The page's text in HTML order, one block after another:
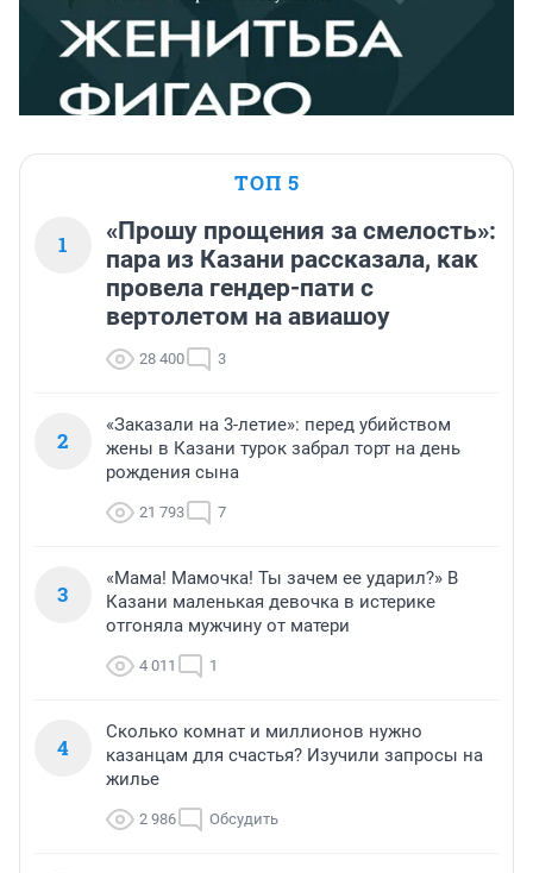
ТОП 5
1
«Прошу прощения за смелость»:
пара из Казани рассказала, как
провела гендер-пати с
вертолетом на авиашоу
28 400 3
2
«Заказали на 3-летие»: перед убийством
жены в Казани турок забрал торт на день
рождения сына
21 793 7
3
«Мама! Мамочка! Ты зачем ее ударил?» В
Казани маленькая девочка в истерике
отгоняла мужчину от матери
4 011 1
4
Сколько комнат и миллионов нужно
казанцам для счастья? Изучили запросы на
жилье
2 986 Обсудить